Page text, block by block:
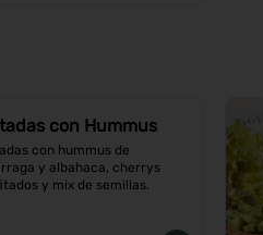
con Hummus
con hummus de
y albahaca, cherrys
y mix de semillas.